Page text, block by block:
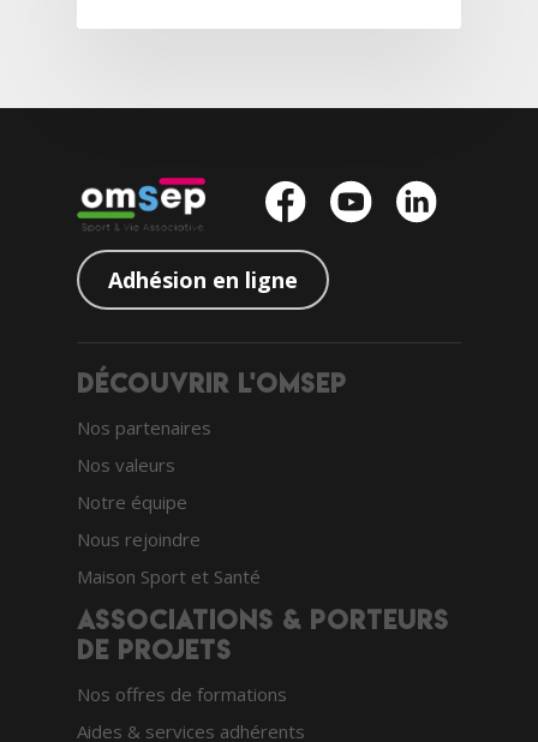
Adhésion en ligne
Découvrir l'OMSEP
Nos partenaires
Nos valeurs
Notre équipe
Nous rejoindre
Maison Sport et Santé
Associations & porteurs
de projets
Nos offres de formations
Aides & services adhérents